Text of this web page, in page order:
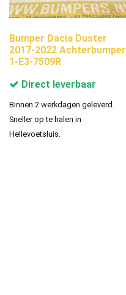
Bumper Dacia Duster
2017-2022 Achterbumper
1-E3-7509R
Direct leverbaar
Binnen 2 werkdagen geleverd.
Sneller op te halen in
Hellevoetsluis.